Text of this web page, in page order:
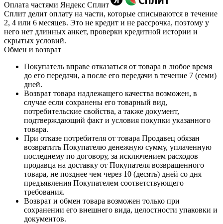
Оплата частями Яндекс Сплит
Сплит делит оплату на части, которые списываются в течение
2, 4 или 6 месяцев. Это не кредит и не рассрочка, поэтому у
него нет длинных анкет, проверки кредитной истории и
скрытых условий.
Обмен и возврат
Покупатель вправе отказаться от товара в любое время
до его передачи, а после его передачи в течение 7 (семи)
дней.
Возврат товара надлежащего качества возможен, в
случае если сохранены его товарный вид,
потребительские свойства, а также документ,
подтверждающий факт и условия покупки указанного
товара.
При отказе потребителя от товара Продавец обязан
возвратить Покупателю денежную сумму, уплаченную
последнему по договору, за исключением расходов
продавца на доставку от Покупателя возвращенного
товара, не позднее чем через 10 (десять) дней со дня
предъявления Покупателем соответствующего
требования.
Возврат и обмен товара возможен только при
сохранении его внешнего вида, целостности упаковки и
документов.